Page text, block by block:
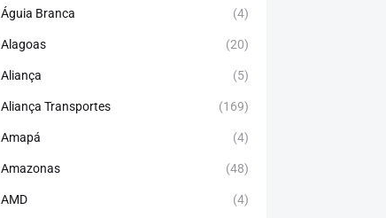
Águia Branca (4)
Alagoas (20)
Aliança (5)
Aliança Transportes (169)
Amapá (4)
Amazonas (48)
AMD (4)